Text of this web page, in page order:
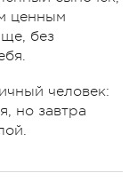
ценным
без
человек:
но завтра